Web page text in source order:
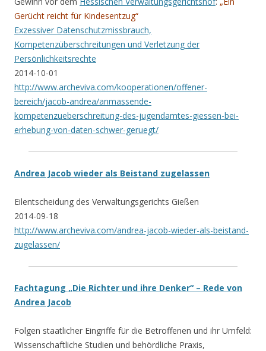
Gerücht reicht für Kindesentzug“
Exzessiver Datenschutzmissbrauch,
Kompetenzüberschreitungen und Verletzung der
Persönlichkeitsrechte
2014-10-01
http://www.archeviva.com/kooperationen/offener-
bereich/jacob-andrea/anmassende-
kompetenzueberschreitung-des-jugendamtes-giessen-bei-
erhebung-von-daten-schwer-geruegt/
Andrea Jacob wieder als Beistand zugelassen
Eilentscheidung des Verwaltungsgerichts Gießen
2014-09-18
http://www.archeviva.com/andrea-jacob-wieder-als-beistand-
zugelassen/
Fachtagung „Die Richter und ihre Denker“ – Rede von
Andrea Jacob
Folgen staatlicher Eingriffe für die Betroffenen und ihr Umfeld:
Wissenschaftliche Studien und behördliche Praxis,